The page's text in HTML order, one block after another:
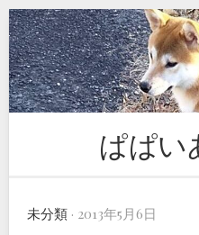
Skip
to
content
ぱぱい
未分類 · 2013年5月6日